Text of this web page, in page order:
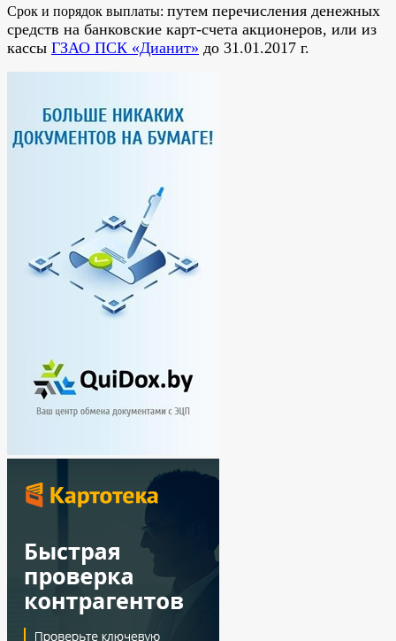
Срок и порядок выплаты: путем перечисления денежных
средств на банковские карт-счета акционеров, или из
кассы ГЗАО ПСК «Дианит» до 31.01.2017 г.